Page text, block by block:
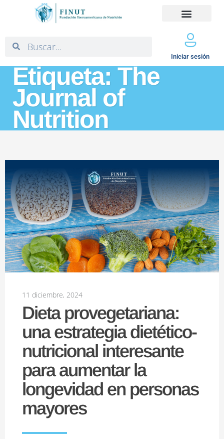
Iniciar sesión
Etiqueta: The
Journal of
Nutrition
11 diciembre, 2024
Dieta provegetariana:
una estrategia dietético-
nutricional interesante
para aumentar la
longevidad en personas
mayores